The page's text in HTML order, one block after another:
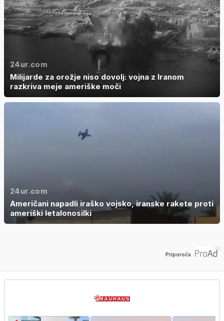
24ur.com
Milijarde za orožje niso dovolj: vojna z Iranom
razkriva meje ameriške moči
24ur.com
Američani napadli iraško vojsko, iranske rakete proti
ameriški letalonosilki
Priporoča